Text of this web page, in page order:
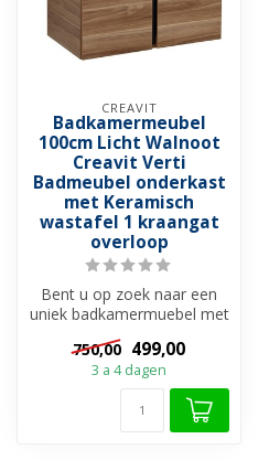
CREAVIT
Badkamermeubel
100cm Licht Walnoot
Creavit Verti
Badmeubel onderkast
met Keramisch
wastafel 1 kraangat
overloop
Bent u op zoek naar een
uniek badkamermuebel met
eigen karakter? Bekijk dan
deze...
750,00 499,00
3 a 4 dagen